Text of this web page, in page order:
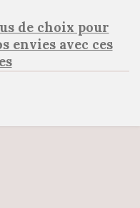
de choix pour
envies avec ces